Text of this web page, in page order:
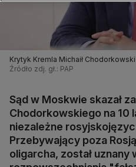
Krytyk Kremla Michaił Chodorkowski
Źródło zdj. gł.: PAP
Sąd w Moskwie skazał
Chodorkowskiego na 10
niezależne
Przebywający poza
oligarcha, został uznany